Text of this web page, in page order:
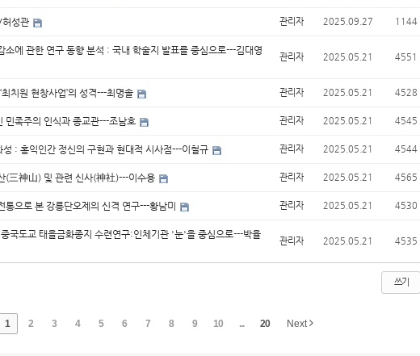
성관 관리자 2025.09.27 1144
소에 관한 연구 동향 분석 : 국내 학술지 발표를 중심으로---김대영
관리자 2025.05.21 4551
치원 현창사업’의 성격---최명솔 관리자 2025.05.21 4528
민족주의 인식과 종교관---조남호 관리자 2025.05.21 4545
: 홍익인간 정신의 구현과 현대적 시사점---이철규 관리자 2025.05.21 4544
(三神山) 및 관련 신사(神社)---이수용 관리자 2025.05.21 4565
으로 본 강릉단오제의 신격 연구---황남미 관리자 2025.05.21 4530
국도교 태을금화종지 수련연구:인체기관 '눈'을 중심으로---박율
관리자 2025.05.21 4535
쓰기
1 2 3 4 5 6 7 8 9 10 ... 20 Next